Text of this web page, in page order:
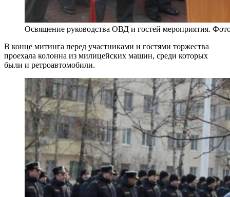
Освящение руководства ОВД и гостей мероприятия.
В конце митинга перед участниками и гостями торжества
проехала колонна из милицейских машин, среди которых
были и ретроавтомобили.